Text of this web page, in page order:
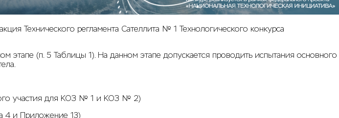
Технического регламента Сателлита № 1 Технологического конкурса
(п. 5 Таблицы 1). На данном этапе допускается проводить испытания основного
участия для КОЗ № 1 и КОЗ № 2)
4 и Приложение 13)